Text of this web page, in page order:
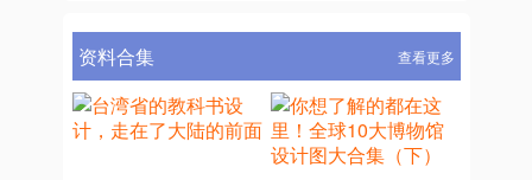
资料合集 查看更多